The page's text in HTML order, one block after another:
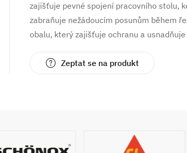
zajišťuje pevné spojení pracovního stolu,
zabraňuje nežádoucím posunům během
obalu, který zajišťuje ochranu a
Zeptat se na produkt